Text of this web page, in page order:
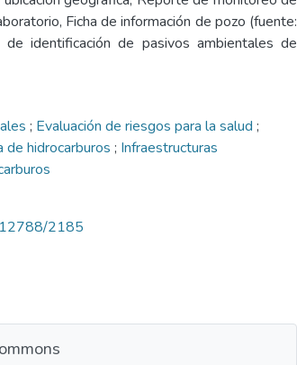
Ficha de información de pozo (fuente:
de identificación de pasivos ambientales de
; Evaluación de riesgos para la salud ;
de hidrocarburos ; Infraestructuras
2185